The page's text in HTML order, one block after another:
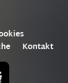
Kontakt